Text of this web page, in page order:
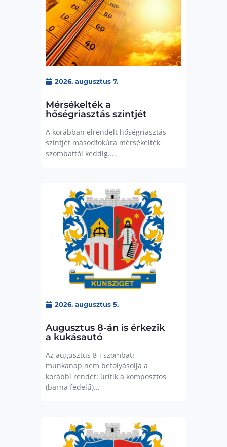
2026. augusztus 7.
Mérsékelték a
hőségriasztás szintjét
A korábban elrendelt hőségriasztás
szintjét másodfokúra mérsékelték
szombattól keddig....
2026. augusztus 5.
Augusztus 8-án is érkezik
a kukásautó
Az augusztus 8-i szombati
munkanap nem befolyásolja a
korábbi rendet: ürítik a komposztos
(barna fedelű)...